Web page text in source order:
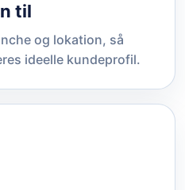
til
og lokation, så
ideelle kundeprofil.